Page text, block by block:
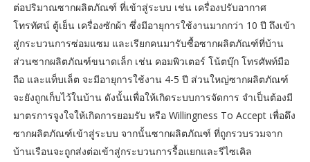
ต่อปริมาณซากผลิตภัณฑ์ ที่เข้าสู่ระบบ เช่น เครื่องปรับอากาศ
โทรทัศน์ ตู้เย็น เครื่องซักผ้า ซึ่งมีอายุการใช้งานมากกว่า 10 ปี ถึงเข้า
สู่กระบวนการซ่อมแซม และเรียกคนมารับซื้อซากผลิตภัณฑ์ที่บ้าน
ส่วนซากผลิตภัณฑ์ขนาดเล็ก เช่น คอมพิวเตอร์ โน้ตบุ๊ก โทรศัพท์มือ
ถือ และแท็บเล็ต จะมีอายุการใช้งาน 4-5 ปี ส่วนใหญ่ซากผลิตภัณฑ์
จะยังถูกเก็บไว้ในบ้าน ดังนั้นเพื่อให้เกิดระบบการจัดการ จำเป็นต้องมี
มาตรการจูงใจให้เกิดการยอมรับ หรือ Willingness To Accept เพื่อดึง
ซากผลิตภัณฑ์เข้าสู่ระบบ จากนั้นซากผลิตภัณฑ์ ที่ถูกรวบรวมจาก
บ้านเรือนจะถูกส่งต่อเข้าสู่กระบวนการรื้อแยกและรีไซเคิล